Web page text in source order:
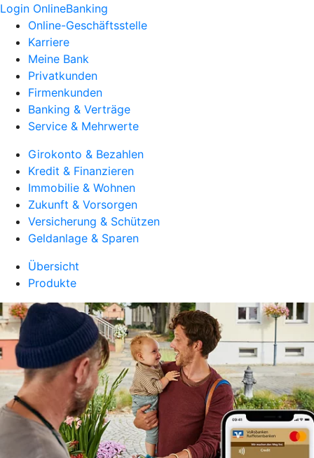
Login OnlineBanking
Online-Geschäftsstelle
Karriere
Meine Bank
Privatkunden
Firmenkunden
Banking & Verträge
Service & Mehrwerte
Girokonto & Bezahlen
Kredit & Finanzieren
Immobilie & Wohnen
Zukunft & Vorsorgen
Versicherung & Schützen
Geldanlage & Sparen
Übersicht
Produkte